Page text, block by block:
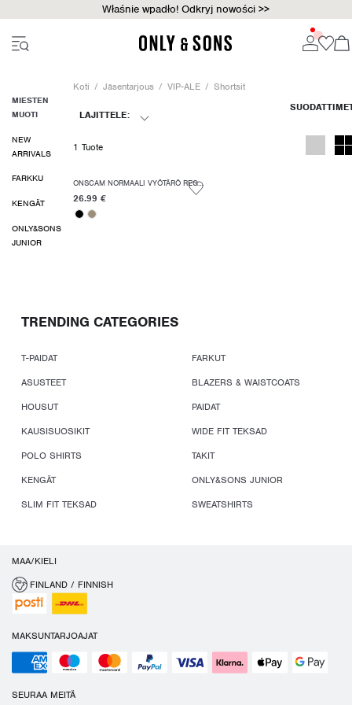
Właśnie wpadło! Odkryj nowości >>
MIESTEN
MUOTI
NEW
ARRIVALS
FARKKU
KENGÄT
ONLY&SONS
JUNIOR
Koti Jäsentarjous VIP-ALE Shortsit
LAJITTELE:
1 Tuote
ONSCAM NORMAALI VYÖTÄRÖ REGULAR FIT SHORTSIT
26.99 €
TRENDING CATEGORIES
T-PAIDAT
FARKUT
ASUSTEET
BLAZERS & WAISTCOATS
HOUSUT
PAIDAT
KAUSISUOSIKIT
WIDE FIT TEKSAD
POLO SHIRTS
TAKIT
KENGÄT
ONLY&SONS JUNIOR
SLIM FIT TEKSAD
SWEATSHIRTS
MAA/KIELI
FINLAND / FINNISH
MAKSUNTARJOAJAT
SEURAA MEITÄ